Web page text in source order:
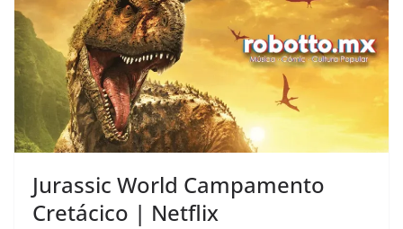
Jurassic World Campamento
Cretácico | Netflix